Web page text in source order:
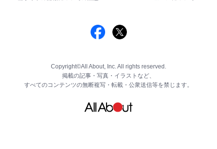
Copyright©All About, Inc. All rights reserved.
掲載の記事・写真・イラストなど、
すべてのコンテンツの無断複写・転載・公衆送信等を禁じます。